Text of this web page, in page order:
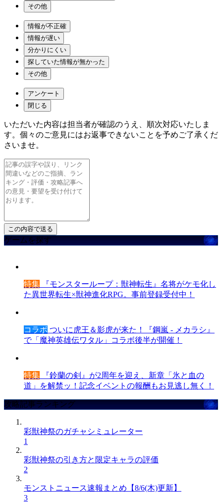
その他
情報が不正確
情報が遅い
分かりにくい
探していた情報が無かった
その他
アンケート
閉じる
いただいた内容は担当者が確認のうえ、順次対応いたしま
す。個々のご意見にはお返事できないことを予めご了承くだ
さいませ。
ゲームを探す
特集 『モンスターループ：獣神転生』名将がケモ化し
た異世界転生×獣神進化RPG。事前登録受付中！
コラボ ついに虎王＆影虎が来た！『鋼嵐 - メカラシ』
で「魔神英雄伝ワタル」コラボ後半が開催！
特集 『鈴蘭の剣』が2周年を迎え、新章「氷と血の
道」を解禁ッ！記念イベントの報酬もお見逃し無く！
攻略記事ランキング
彩獣神祭のガチャシミュレーター
1
彩獣神祭の引き方と限定キャラの評価
2
モンストニュース速報まとめ【8/6(木)更新】
3